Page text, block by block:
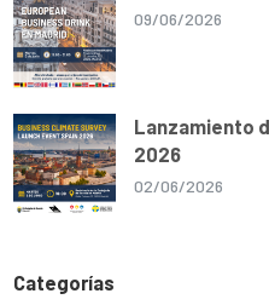
09/06/2026
Lanzamiento
2026
02/06/2026
Categorías